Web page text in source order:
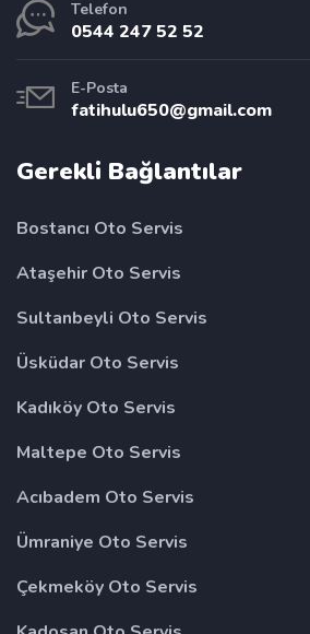
Telefon
0544 247 52 52
E-Posta
fatihulu650@gmail.com
Gerekli Bağlantılar
Bostancı Oto Servis
Ataşehir Oto Servis
Sultanbeyli Oto Servis
Üsküdar Oto Servis
Kadıköy Oto Servis
Maltepe Oto Servis
Acıbadem Oto Servis
Ümraniye Oto Servis
Çekmeköy Oto Servis